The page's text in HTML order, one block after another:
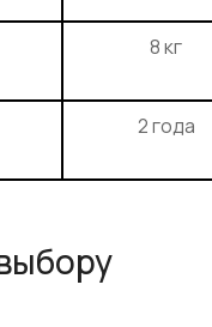
8 кг
2 года